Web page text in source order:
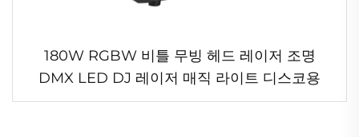
180W RGBW 비틀 무빙 헤드 레이저 조명
DMX LED DJ 레이저 매직 라이트 디스코용